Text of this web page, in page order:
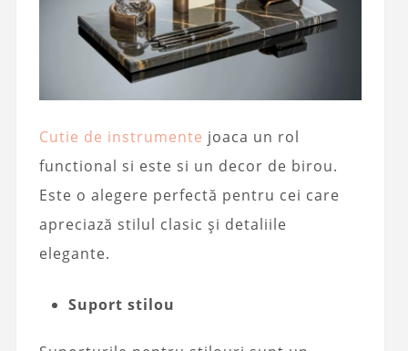
Cutie de instrumente joaca un rol
functional si este si un decor de birou.
Este o alegere perfectă pentru cei care
apreciază stilul clasic și detaliile
elegante.
Suport stilou